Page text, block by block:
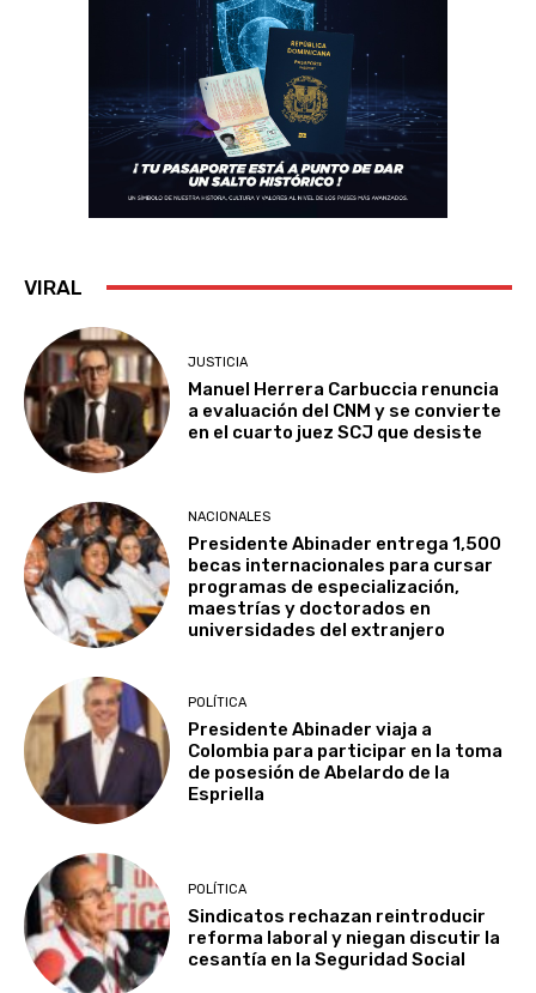
VIRAL
JUSTICIA
Manuel Herrera Carbuccia renuncia
a evaluación del CNM y se convierte
en el cuarto juez SCJ que desiste
NACIONALES
Presidente Abinader entrega 1,500
becas internacionales para cursar
programas de especialización,
maestrías y doctorados en
universidades del extranjero
POLÍTICA
Presidente Abinader viaja a
Colombia para participar en la toma
de posesión de Abelardo de la
Espriella
POLÍTICA
Sindicatos rechazan reintroducir
reforma laboral y niegan discutir la
cesantía en la Seguridad Social